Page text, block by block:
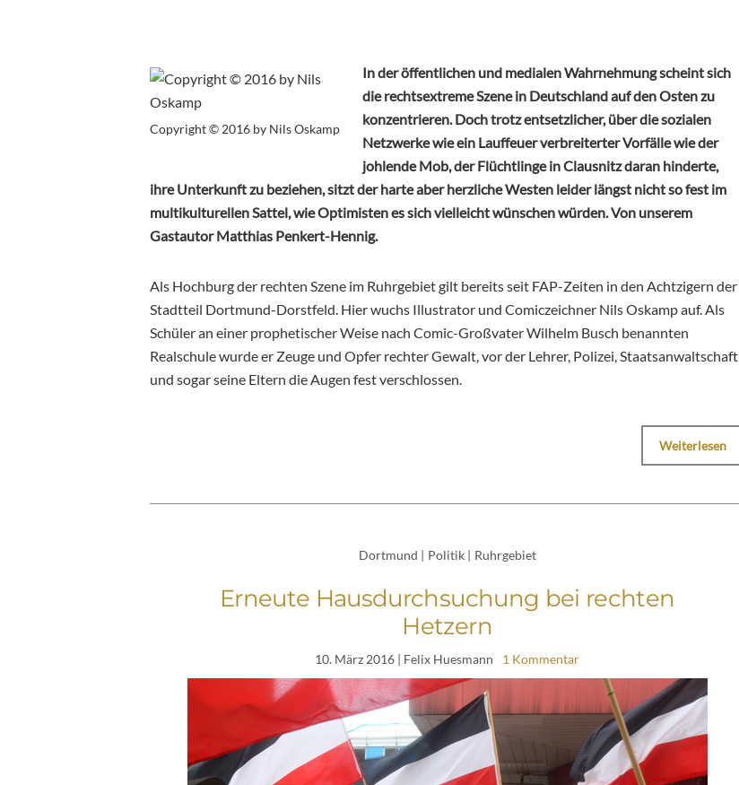
Copyright © 2016 by Nils Oskamp
In der öffentlichen und medialen Wahrnehmung scheint sich
die rechtsextreme Szene in Deutschland auf den Osten zu
konzentrieren. Doch trotz entsetzlicher, über die sozialen
Netzwerke wie ein Lauffeuer verbreiterter Vorfälle wie der
johlende Mob, der Flüchtlinge in Clausnitz daran hinderte,
ihre Unterkunft zu beziehen, sitzt der harte aber herzliche Westen leider längst nicht so fest im
multikulturellen Sattel, wie Optimisten es sich vielleicht wünschen würden. Von unserem
Gastautor Matthias Penkert-Hennig.
Als Hochburg der rechten Szene im Ruhrgebiet gilt bereits seit FAP-Zeiten in den Achtzigern der
Stadtteil Dortmund-Dorstfeld. Hier wuchs Illustrator und Comiczeichner Nils Oskamp auf. Als
Schüler an einer prophetischer Weise nach Comic-Großvater Wilhelm Busch benannten
Realschule wurde er Zeuge und Opfer rechter Gewalt, vor der Lehrer, Polizei, Staatsanwaltschaft
und sogar seine Eltern die Augen fest verschlossen.
Weiterlesen
Dortmund | Politik | Ruhrgebiet
Erneute Hausdurchsuchung bei rechten
Hetzern
10. März 2016 | Felix Huesmann 1 Kommentar